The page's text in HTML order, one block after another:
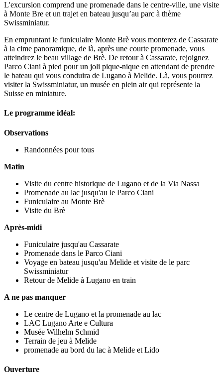
L'excursion comprend une promenade dans le centre-ville, une visite
à Monte Bre et un trajet en bateau jusqu’au parc à thème
Swissminiatur.
En empruntant le funiculaire Monte Brè vous monterez de Cassarate
à la cime panoramique, de là, après une courte promenade, vous
atteindrez le beau village de Brè. De retour à Cassarate, rejoignez
Parco Ciani à pied pour un joli pique-nique en attendant de prendre
le bateau qui vous conduira de Lugano à Melide. Là, vous pourrez
visiter la Swissminiatur, un musée en plein air qui représente la
Suisse en miniature.
Le programme idéal:
Observations
Randonnées pour tous
Matin
Visite du centre historique de Lugano et de la Via Nassa
Promenade au lac jusqu'au le Parco Ciani
Funiculaire au Monte Brè
Visite du Brè
Après-midi
Funiculaire jusqu'au Cassarate
Promenade dans le Parco Ciani
Voyage en bateau jusqu'au Melide et visite de le parc
Swissminiatur
Retour de Melide à Lugano en train
A ne pas manquer
Le centre de Lugano et la promenade au lac
LAC Lugano Arte e Cultura
Musée Wilhelm Schmid
Terrain de jeu à Melide
promenade au bord du lac à Melide et Lido
Ouverture